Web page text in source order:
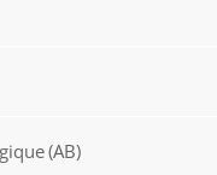
(AB)